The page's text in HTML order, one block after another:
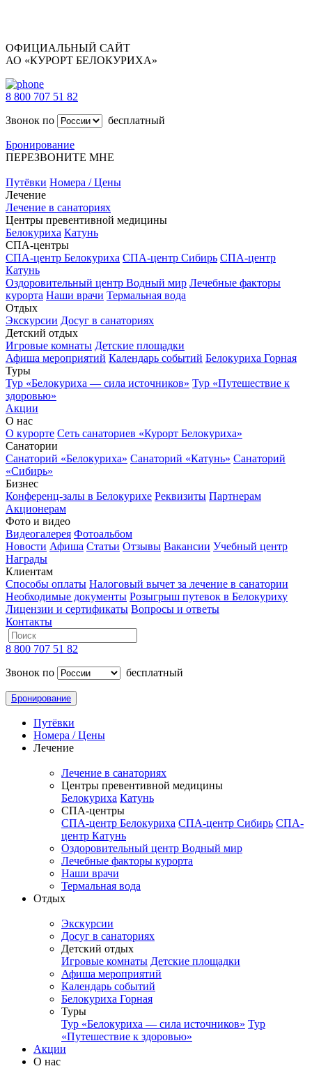
ОФИЦИАЛЬНЫЙ САЙТ
АО «КУРОРТ БЕЛОКУРИХА»
8 800 707 51 82
Звонок по
бесплатный
Бронирование
ПЕРЕЗВОНИТЕ МНЕ
Путёвки Номера / Цены
Лечение
Лечение в санаториях
Центры превентивной медицины
Белокуриха Катунь
СПА-центры
СПА-центр Белокуриха СПА-центр Сибирь СПА-центр
Катунь
Оздоровительный центр Водный мир Лечебные факторы
курорта Наши врачи Термальная вода
Отдых
Экскурсии Досуг в санаториях
Детский отдых
Игровые комнаты Детские площадки
Афиша мероприятий Календарь событий Белокуриха Горная
Туры
Тур «Белокуриха — сила источников» Тур «Путешествие к
здоровью»
Акции
О нас
О курорте Сеть санаториев «Курорт Белокуриха»
Санатории
Санаторий «Белокуриха» Санаторий «Катунь» Санаторий
«Сибирь»
Бизнес
Конференц-залы в Белокурихе Реквизиты Партнерам
Акционерам
Фото и видео
Видеогалерея Фотоальбом
Новости Афиша Статьи Отзывы Вакансии Учебный центр
Награды
Клиентам
Способы оплаты Налоговый вычет за лечение в санатории
Необходимые документы Розыгрыш путевок в Белокуриху
Лицензии и сертификаты Вопросы и ответы
Контакты
8 800 707 51 82
Звонок по
бесплатный
Бронирование
Путёвки
Номера / Цены
Лечение
Лечение в санаториях
Центры превентивной медицины
Белокуриха Катунь
СПА-центры
СПА-центр Белокуриха СПА-центр Сибирь СПА-
центр Катунь
Оздоровительный центр Водный мир
Лечебные факторы курорта
Наши врачи
Термальная вода
Отдых
Экскурсии
Досуг в санаториях
Детский отдых
Игровые комнаты Детские площадки
Афиша мероприятий
Календарь событий
Белокуриха Горная
Туры
Тур «Белокуриха — сила источников» Тур
«Путешествие к здоровью»
Акции
О нас